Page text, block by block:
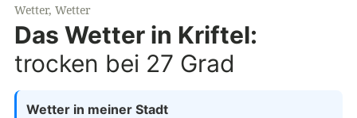
Wetter, Wetter
Das Wetter in Kriftel:
trocken bei 27 Grad
Wetter in meiner Stadt